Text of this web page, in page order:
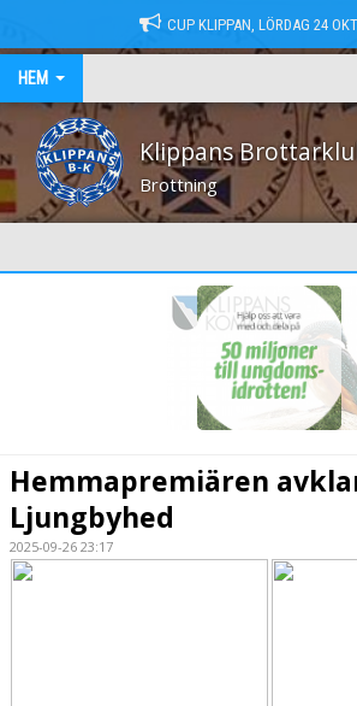
CUP KLIPPAN, LÖRDAG 24
HEM
Klippans
Brottning
TRÄNINGSTIDER
TÄVLINGSPROGRAM
Hemmapremiären
Ljungbyhed
2025-09-26 23:17